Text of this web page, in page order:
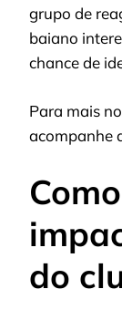
grupo de
baiano
chance de
Para mais
acompanhe
do